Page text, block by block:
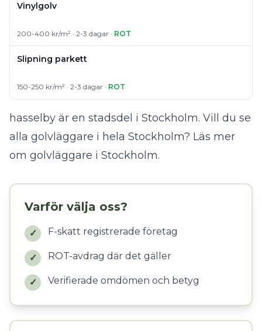
Vinylgolv
200-400 kr/m² · 2-3 dagar · ROT
Slipning parkett
150-250 kr/m² · 2-3 dagar · ROT
hasselby är en stadsdel i Stockholm. Vill du se
alla golvläggare i hela Stockholm? Läs mer
om golvläggare i Stockholm.
Varför välja oss?
✓ F-skatt registrerade företag
✓ ROT-avdrag där det gäller
✓ Verifierade omdömen och betyg